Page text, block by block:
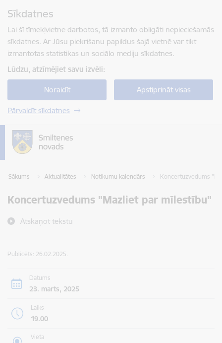
Sīkdatnes
Lai šī tīmekļvietne darbotos, tā izmanto obligāti nepieciešamās
sīkdatnes. Ar Jūsu piekrišanu papildus šajā vietnē var tikt
izmantotas statistikas un sociālo mediju sīkdatnes.
Lūdzu, atzīmējiet savu izvēli:
Noraidīt Apstiprināt visas
Pārvaldīt sīkdatnes
Sākums Aktualitātes Notikumu kalendārs Koncertuzvedums
Koncertuzvedums "Mazliet par mīlestību"
Atskaņot tekstu
Publicēts: 26.02.2025.
Datums
23. marts, 2025
Laiks
19.00
Vieta